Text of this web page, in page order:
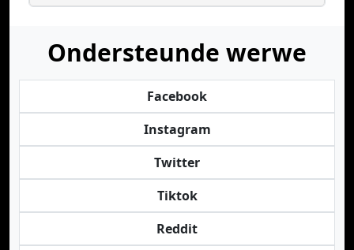
Ondersteunde werwe
Facebook
Instagram
Twitter
Tiktok
Reddit